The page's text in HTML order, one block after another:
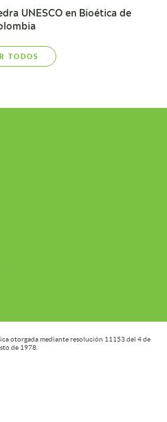
UNESCO en Bioética de
TODOS
otorgada mediante resolución 11153 del 4 de
de 1978.